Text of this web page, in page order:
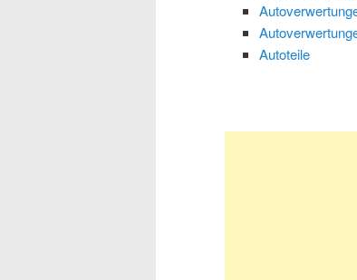
Autoteile